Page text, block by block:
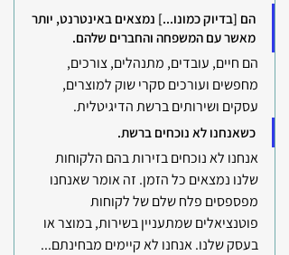
הם [בדיוק כמונו...] נמצאים באינטרנט, יותר
מאשר עם המשפחה והחברים שלהם.
הם חיים, עובדים, מתנהלים, צורכים,
מחפשים ועורכים סקרי שוק למוצרים,
עסקים ושירותים ברשת הדיגיטלית.
כשאנחנו לא נוכחים ברשת.
אנחנו לא נוכחים בזירות בהם הלקוחות
שלנו נמצאים כל הזמן. זה אומר שאנחנו
מפספסים פלח שלם של לקוחות
פוטנציאלים שמתעניין בשירות, במוצר או
בעסק שלנו. אנחנו לא קיימים מבחינתם...